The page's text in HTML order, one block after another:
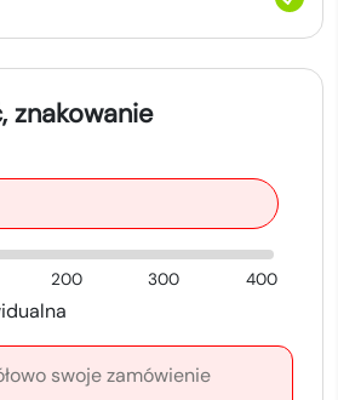
znakowanie
200 300 400